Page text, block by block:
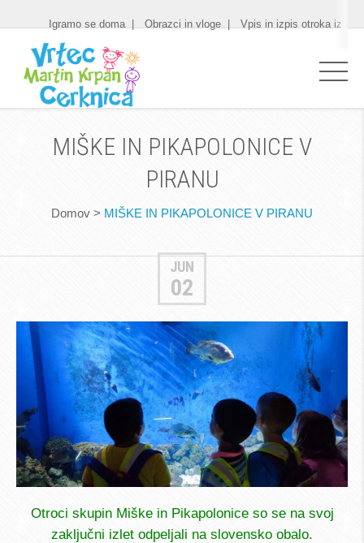
Igramo se doma Obrazci in vloge Vpis in izpis otroka iz
MIŠKE IN PIKAPOLONICE V
PIRANU
Domov > MIŠKE IN PIKAPOLONICE V PIRANU
JUN
02
Otroci skupin Miške in Pikapolonice so se na svoj
zaključni izlet odpeljali na slovensko obalo.